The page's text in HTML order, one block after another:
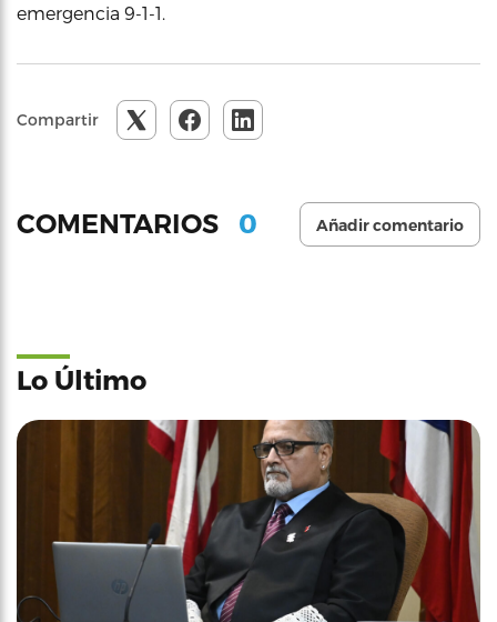
emergencia 9-1-1.
Compartir
COMENTARIOS 0 Añadir comentario
Lo Último